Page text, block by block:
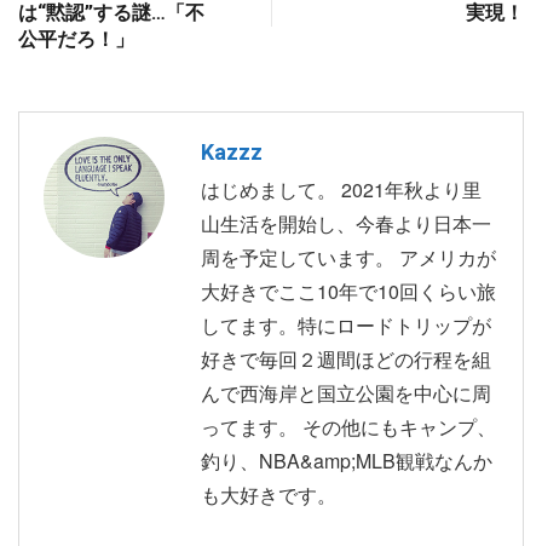
は“黙認”する謎…「不
公平だろ！」
実現！
Kazzz
はじめまして。 2021年秋より里
山生活を開始し、今春より日本一
周を予定しています。 アメリカが
大好きでここ10年で10回くらい旅
してます。特にロードトリップが
好きで毎回２週間ほどの行程を組
んで西海岸と国立公園を中心に周
ってます。 その他にもキャンプ、
釣り、NBA&amp;MLB観戦なんか
も大好きです。